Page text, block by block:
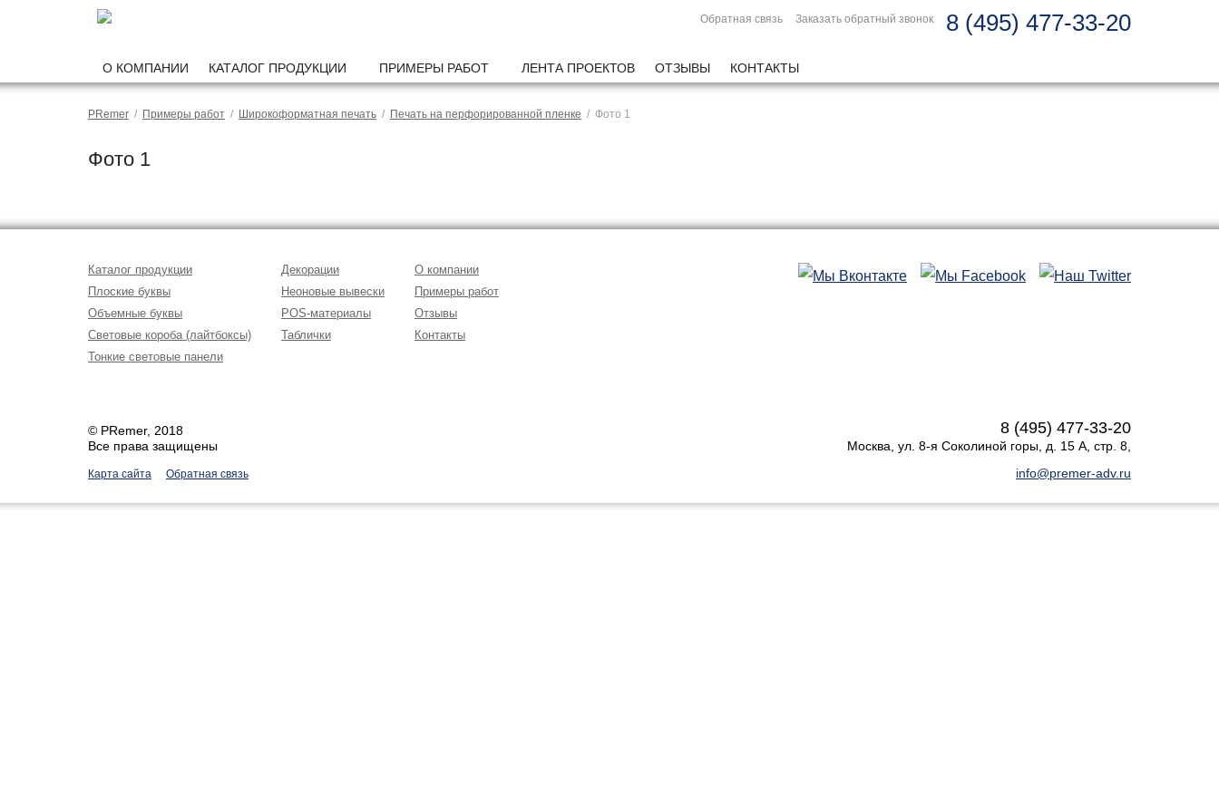
Обратная связь Заказать обратный звонок 8 (495) 477-33-20
О КОМПАНИИ КАТАЛОГ ПРОДУКЦИИ ПРИМЕРЫ РАБОТ ЛЕНТА ПРОЕКТОВ ОТЗЫВЫ КОНТАКТЫ
PRemer / Примеры работ / Широкоформатная печать / Печать на перфорированной пленке / Фото 1
Фото 1
Каталог продукции
Плоские буквы
Объемные буквы
Световые короба (лайтбоксы)
Тонкие световые панели
Декорации
Неоновые вывески
POS-материалы
Таблички
О компании
Примеры работ
Отзывы
Контакты
© PRemer, 2018
Все права защищены
Карта сайта Обратная связь
8 (495) 477-33-20
Москва ул. 8-я Соколиной горы, д. 15 А, стр. 8
info@premer-adv.ru